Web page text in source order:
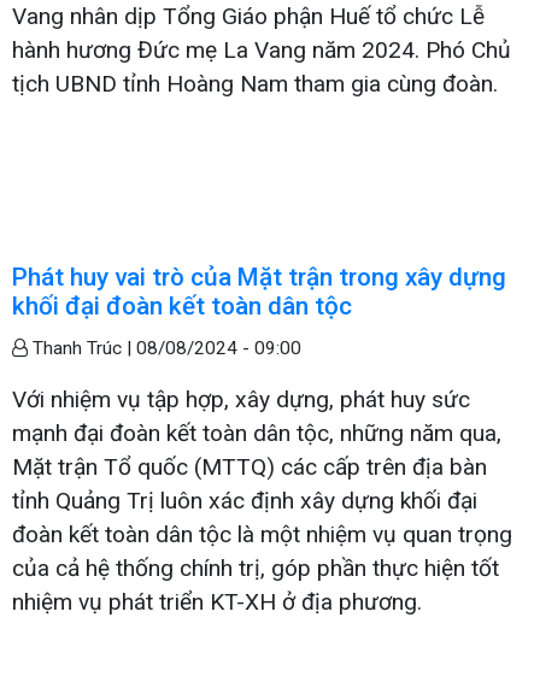
Vang nhân dịp Tổng Giáo phận Huế tổ chức Lễ
hành hương Đức mẹ La Vang năm 2024. Phó Chủ
tịch UBND tỉnh Hoàng Nam tham gia cùng đoàn.
Phát huy vai trò của Mặt trận trong xây dựng
khối đại đoàn kết toàn dân tộc
Thanh Trúc | 08/08/2024 - 09:00
Với nhiệm vụ tập hợp, xây dựng, phát huy sức
mạnh đại đoàn kết toàn dân tộc, những năm qua,
Mặt trận Tổ quốc (MTTQ) các cấp trên địa bàn
tỉnh Quảng Trị luôn xác định xây dựng khối đại
đoàn kết toàn dân tộc là một nhiệm vụ quan trọng
của cả hệ thống chính trị, góp phần thực hiện tốt
nhiệm vụ phát triển KT-XH ở địa phương.